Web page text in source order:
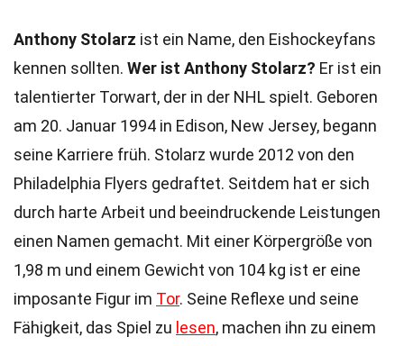
Anthony Stolarz ist ein Name, den Eishockeyfans
kennen sollten. Wer ist Anthony Stolarz? Er ist ein
talentierter Torwart, der in der NHL spielt. Geboren
am 20. Januar 1994 in Edison, New Jersey, begann
seine Karriere früh. Stolarz wurde 2012 von den
Philadelphia Flyers gedraftet. Seitdem hat er sich
durch harte Arbeit und beeindruckende Leistungen
einen Namen gemacht. Mit einer Körpergröße von
1,98 m und einem Gewicht von 104 kg ist er eine
imposante Figur im Tor. Seine Reflexe und seine
Fähigkeit, das Spiel zu lesen, machen ihn zu einem